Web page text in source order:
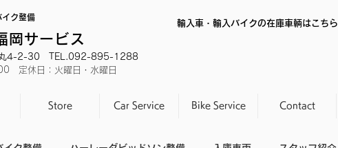
イク整備
岡サービス
輸入車・輸入バイクの在庫車輌はこちら
丸4-2-30 TEL.092-895-1288
定休日：火曜日・水曜日
Store Car Service Bike Service Contact